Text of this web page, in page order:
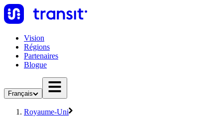
Vision
Régions
Partenaires
Blogue
Français
Royaume-Uni